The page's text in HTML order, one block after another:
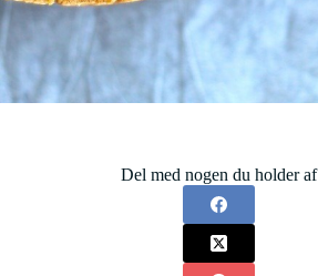
Del med nogen du holder af